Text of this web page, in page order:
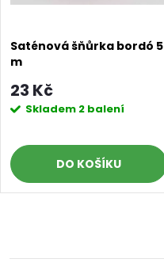
Saténová šňůrka bordó 5
m
23 Kč
Skladem 2 balení
DO KOŠÍKU